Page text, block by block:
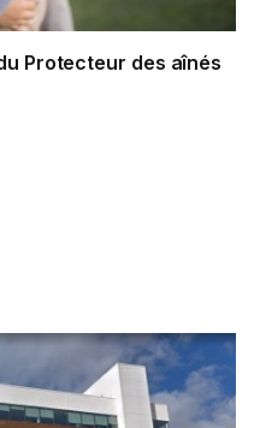
Protecteur des aînés